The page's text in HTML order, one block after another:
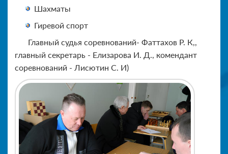
Шахматы
Гиревой спорт
Главный судья соревнований- Фаттахов Р. К,,
главный секретарь - Елизарова И. Д., комендант
соревнований - Лисютин С. И)